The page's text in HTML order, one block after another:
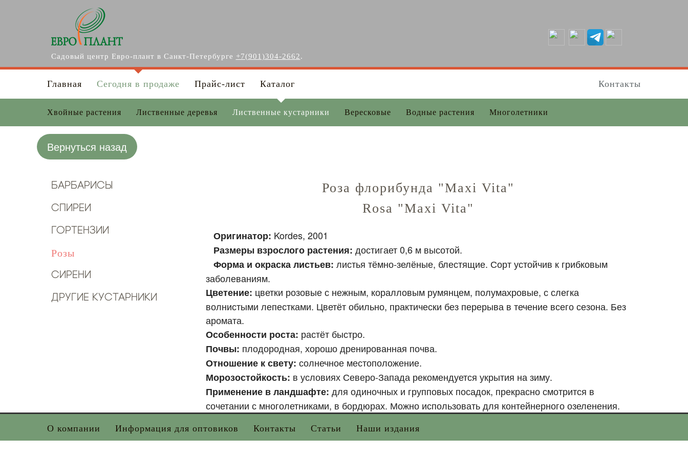
Перейти к основному содержанию
Садовый центр Евро-плант в Санкт-Петербурге +7(901)304-2662.
Главная Сегодня в продаже Прайс-лист Каталог Контакты
Хвойные растения Лиственные деревья Лиственные кустарники Вересковые Водные растения Многолетники
Вернуться назад
Барбарисы
Спиреи
Гортензии
Розы
Сирени
Другие кустарники
Роза флорибунда "Maxi Vita"
Rosa "Maxi Vita"
Оригинатор: Kordes, 2001
Размеры взрослого растения: достигает 0,6 м высотой.
Форма и окраска листьев: листья тёмно-зелёные, блестящие. Сорт устойчив к грибковым
заболеваниям.
Цветение: цветки розовые с нежным, коралловым румянцем, полумахровые, с слегка
волнистыми лепестками. Цветёт обильно, практически без перерыва в течение всего сезона. Без
аромата.
Особенности роста: растёт быстро.
Почвы: плодородная, хорошо дренированная почва.
Отношение к свету: солнечное местоположение.
Морозостойкость: в условиях Северо-Запада рекомендуется укрытия на зиму.
Применение в ландшафте: для одиночных и групповых посадок, прекрасно смотрится в
сочетании с многолетниками, в бордюрах. Можно использовать для контейнерного озеленения.
О компании Информация для оптовиков Контакты Статьи Наши издания